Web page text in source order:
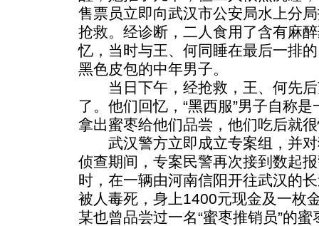
售票员立即向武汉市公安局水上分
抢救。经诊断，二人食用了含有麻
忆，当时与王、何同睡在最后一排
黑色皮包的中年男子。
当日下午，经抢救，王、何先后
了。他们回忆，“黑西服”男子自称
拿出蜜枣给他们品尝，他们吃后就
武汉警方立即成立专案组，并对
侦查期间，专案民警再次接到数起
时，在一辆由河南信阳开往武汉的
被人毒死，身上1400元现金及一枚
某也曾品尝过一名“蜜枣推销员”的